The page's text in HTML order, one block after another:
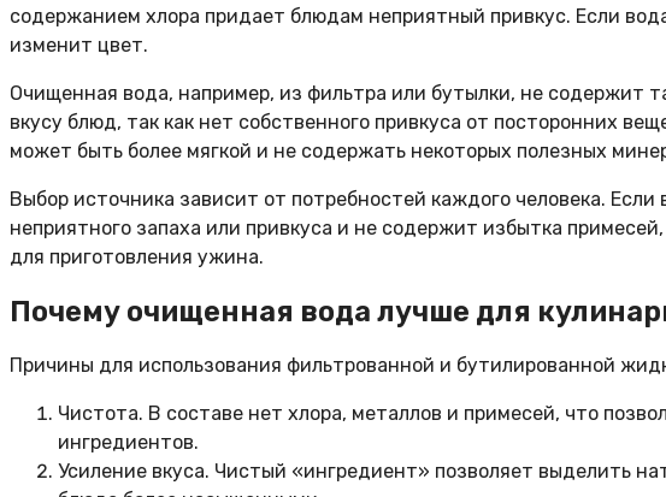
содержанием хлора придает блюдам неприятный привкус. Если
изменит цвет.
Очищенная вода, например, из фильтра или бутылки, не содержит
вкусу блюд, так как нет собственного привкуса от посторонних
может быть более мягкой и не содержать некоторых полезных
Выбор источника зависит от потребностей каждого человека.
неприятного запаха или привкуса и не содержит избытка
для приготовления ужина.
Почему очищенная вода лучше для
Причины для использования фильтрованной и бутилированной
Чистота. В составе нет хлора, металлов и примесей, что
ингредиентов.
Усиление вкуса. Чистый «ингредиент» позволяет выделить